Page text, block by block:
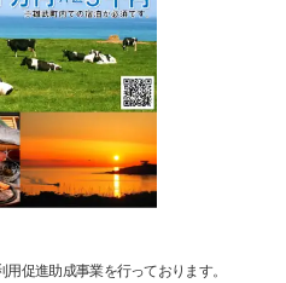
促進助成事業を行っております。